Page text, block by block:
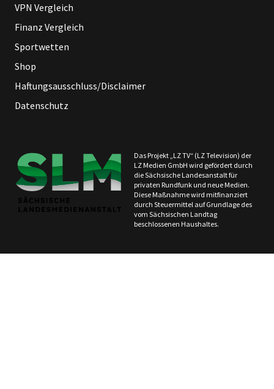
VPN Vergleich
Finanz Vergleich
Sportwetten
Shop
Haftungsausschluss/Disclaimer
Datenschutz
Das Projekt „LZ TV“ (LZ Television) der
LZ Medien GmbH wird gefördert durch
die Sächsische Landesanstalt für
privaten Rundfunk und neue Medien.
Diese Maßnahme wird mitfinanziert
durch Steuermittel auf Grundlage des
vom Sächsischen Landtag
beschlossenen Haushaltes.